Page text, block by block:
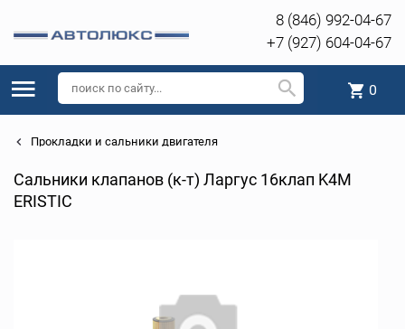
8 (846) 992-04-67
+7 (927) 604-04-67
0
Прокладки и сальники двигателя
Сальники клапанов (к-т) Ларгус 16клап K4M
ERISTIC